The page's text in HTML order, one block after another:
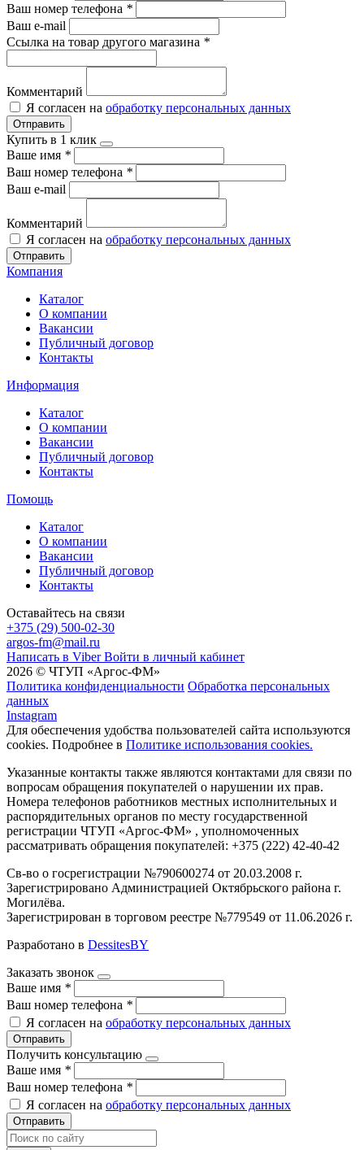
Ваш номер телефона *
Ваш e-mail
Ссылка на товар другого магазина *
Комментарий
Я согласен на обработку персональных данных
Отправить
Купить в 1 клик
Ваше имя *
Ваш номер телефона *
Ваш e-mail
Комментарий
Я согласен на обработку персональных данных
Отправить
Компания
Каталог
О компании
Вакансии
Публичный договор
Контакты
Информация
Каталог
О компании
Вакансии
Публичный договор
Контакты
Помощь
Каталог
О компании
Вакансии
Публичный договор
Контакты
Оставайтесь на связи
+375 (29) 500-02-30
argos-fm@mail.ru
Написать в Viber Войти в личный кабинет
2026 © ЧТУП «Аргос-ФМ»
Политика конфиденциальности Обработка персональных
данных
Instagram
Для обеспечения удобства пользователей сайта используются
cookies. Подробнее в Политике использования cookies.
Указанные контакты также являются контактами для связи по
вопросам обращения покупателей о нарушении их прав.
Номера телефонов работников местных исполнительных и
распорядительных органов по месту государственной
регистрации ЧТУП «Аргос-ФМ» , уполномоченных
рассматривать обращения покупателей: +375 (222) 42-40-42
Св-во о госрегистрации №790600274 от 20.03.2008 г.
Зарегистрировано Администрацией Октябрьского района г.
Могилёва.
Зарегистрирован в торговом реестре №779549 от 11.06.2026 г.
Разработано в DessitesBY
Заказать звонок
Ваше имя *
Ваш номер телефона *
Я согласен на обработку персональных данных
Отправить
Получить консультацию
Ваше имя *
Ваш номер телефона *
Я согласен на обработку персональных данных
Отправить